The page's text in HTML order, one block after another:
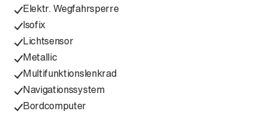
Elektr. Wegfahrsperre
Isofix
Lichtsensor
Metallic
Multifunktionslenkrad
Navigationssystem
Bordcomputer